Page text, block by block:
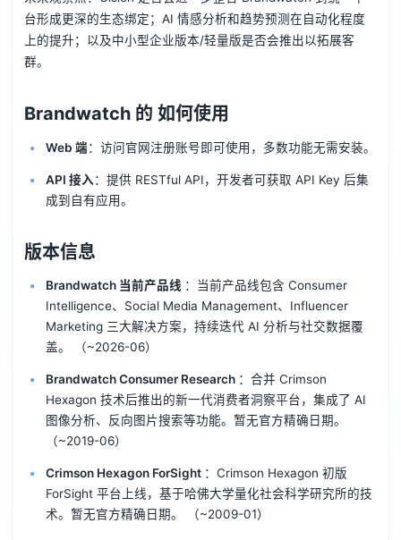
台形成更深的生态绑定；AI 情感分析和趋势预测在自动化程度
上的提升；以及中小型企业版本/轻量版是否会推出以拓展客
群。
Brandwatch 的 如何使用
Web 端：访问官网注册账号即可使用，多数功能无需安装。
API 接入：提供 RESTful API，开发者可获取 API Key 后集
成到自有应用。
版本信息
Brandwatch 当前产品线 ：当前产品线包含 Consumer
Intelligence、Social Media Management、Influencer
Marketing 三大解决方案，持续迭代 AI 分析与社交数据覆
盖。
（~2026-06）
Brandwatch Consumer Research ：合并 Crimson
Hexagon 技术后推出的新一代消费者洞察平台，集成了 AI
图像分析、反向图片搜索等功能。暂无官方精确日期。
（~2019-06）
Crimson Hexagon ForSight ：Crimson Hexagon 初版
ForSight 平台上线，基于哈佛大学量化社会科学研究所的技
术。暂无官方精确日期。
（~2009-01）